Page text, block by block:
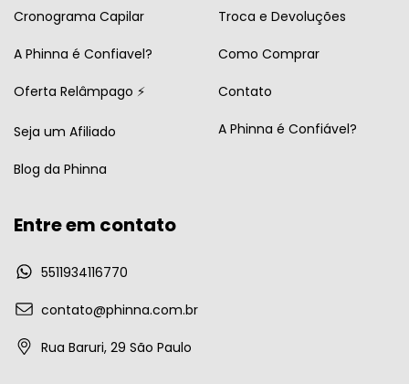
Cronograma Capilar
A Phinna é Confiavel?
Oferta Relâmpago ⚡
Seja um Afiliado
Blog da Phinna
Troca e Devoluções
Como Comprar
Contato
A Phinna é Confiável?
Entre em contato
5511934116770
contato@phinna.com.br
Rua Baruri, 29 São Paulo